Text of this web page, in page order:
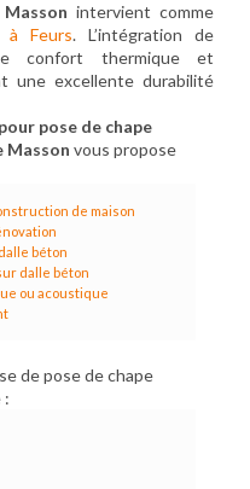
intervient comme
à Feurs. L’intégration de
confort thermique et
une excellente durabilité
pose de chape
Masson vous propose
de maison
béton
dalle béton
ou acoustique
de pose de chape
: